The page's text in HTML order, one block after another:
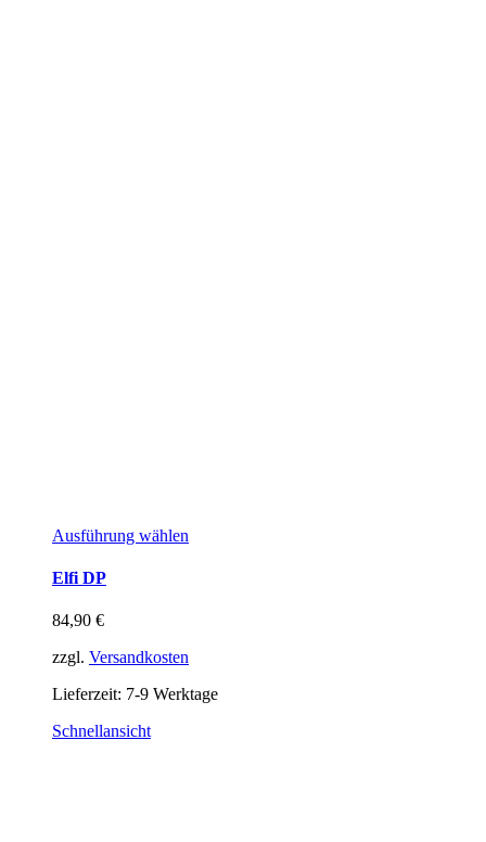
Ausführung wählen
Elfi DP
84,90 €
zzgl. Versandkosten
Lieferzeit: 7-9 Werktage
Schnellansicht